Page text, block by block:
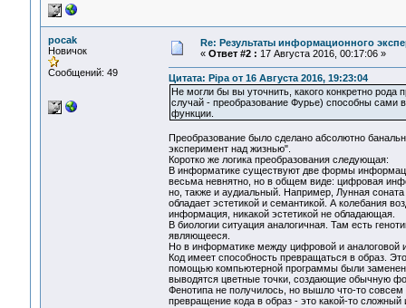
pocak
Новичок
Сообщений: 49
Re: Результаты информационного
« Ответ #2 : 17 Августа 2016, 00:17:06 »
Цитата: Pipa от 16 Августа 2016, 19:23:04
Не могли бы вы уточнить, какого конкретно
случай - преобразование Фурье) способны сами
функции.
Преобразование было сделано абсолютно
эксперимент над жизнью".
Коротко же логика преобразования следующая:
В информатике существуют две формы
весьма невнятно, но в общем виде: цифровая
но, также и аудиальный. Например, Лунная
обладает эстетикой и семантикой. А колебания
информация, никакой эстетикой не обладающая.
В биологии ситуация аналогичная. Там есть
являющееся.
Но в информатике между цифровой и аналоговой
Код имеет способность превращаться в образ.
помощью компьютерной программы были
выводятся цветные точки, создающие обычную
Фенотипа не получилось, но вышло что-то
превращение кода в образ - это какой-то